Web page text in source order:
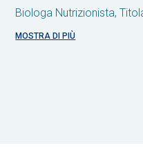
Biologa Nutrizionista,
MOSTRA DI PIÙ